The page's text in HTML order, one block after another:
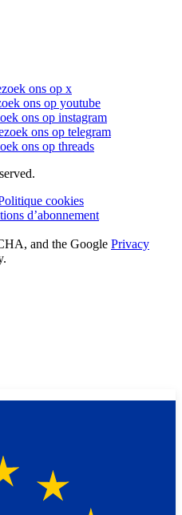
ons op x
ons op youtube
ons op instagram
ons op telegram
ons op threads
cookies
d’abonnement
and the Google Privacy